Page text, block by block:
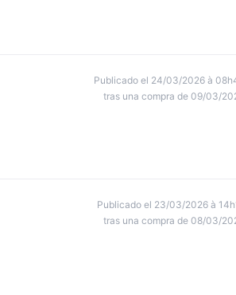
Publicado el 24/03/2026 à
tras una compra de 09/03/
Publicado el 23/03/2026 à
tras una compra de 08/03/